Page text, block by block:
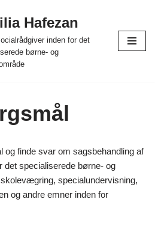
Hafezan
inden for det
børne- og
og finde svar om sagsbehandling af
det specialiserede børne- og
specialundervisning,
og andre emner inden for